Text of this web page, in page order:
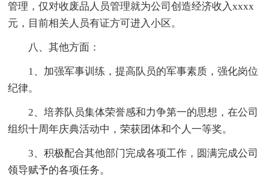
管理，仅对收废品人员管理就为公司创造经济收入xxxx
元，目前相关人员有证方可进入小区。
八、其他方面：
1、加强军事训练，提高队员的军事素质，强化岗位
纪律。
2、培养队员集体荣誉感和力争第一的思想，在公司
组织十周年庆典活动中，荣获团体和个人一等奖。
3、积极配合其他部门完成各项工作，圆满完成公司
领导赋予的各项任务。